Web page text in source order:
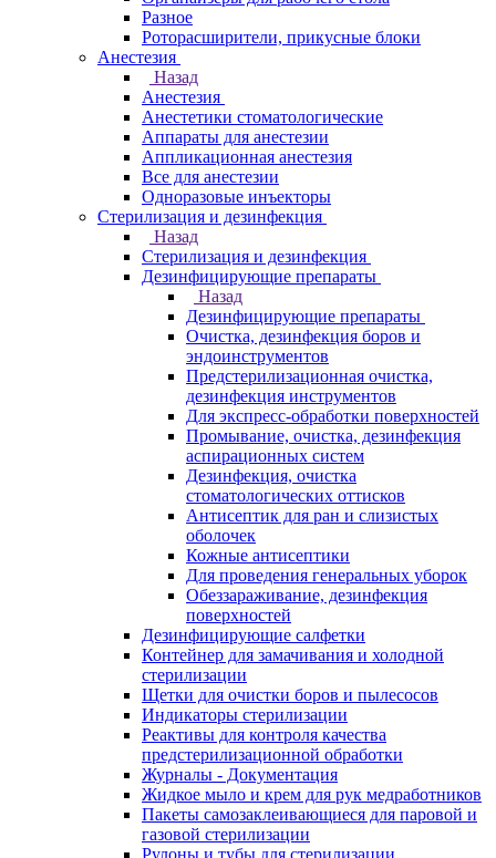
Разное
Роторасширители, прикусные блоки
Анестезия
Назад
Анестезия
Анестетики стоматологические
Аппараты для анестезии
Аппликационная анестезия
Все для анестезии
Одноразовые инъекторы
Стерилизация и дезинфекция
Назад
Стерилизация и дезинфекция
Дезинфицирующие препараты
Назад
Дезинфицирующие препараты
Очистка, дезинфекция боров и
эндоинструментов
Предстерилизационная очистка,
дезинфекция инструментов
Для экспресс-обработки поверхностей
Промывание, очистка, дезинфекция
аспирационных систем
Дезинфекция, очистка
стоматологических оттисков
Антисептик для ран и слизистых
оболочек
Кожные антисептики
Для проведения генеральных уборок
Обеззараживание, дезинфекция
поверхностей
Дезинфицирующие салфетки
Контейнер для замачивания и холодной
стерилизации
Щетки для очистки боров и пылесосов
Индикаторы стерилизации
Реактивы для контроля качества
предстерилизационной обработки
Журналы - Документация
Жидкое мыло и крем для рук медработников
Пакеты самозаклеивающиеся для паровой и
газовой стерилизации
Рулоны и тубы для стерилизации,